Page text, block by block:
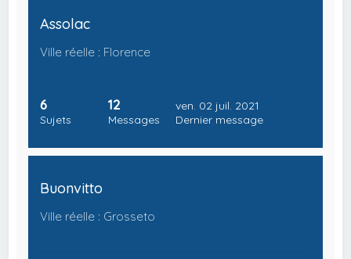
Assolac
Ville réelle : Florence
6
Sujets
12
Messages
ven. 02 juil. 2021
Dernier message
Buonvitto
Ville réelle : Grosseto